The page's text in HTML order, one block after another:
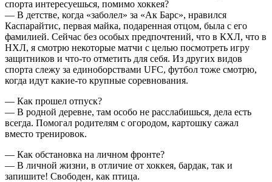
спорта интересуешься, помимо хоккея?
— В детстве, когда «заболел» за «Ак Барс», нравился
Каспарайтис, первая майка, подаренная отцом, была с его
фамилией. Сейчас без особых предпочтений, что в КХЛ, что в
НХЛ, я смотрю некоторые матчи с целью посмотреть игру
защитников и что-то отметить для себя. Из других видов
спорта слежу за единоборствами UFC, футбол тоже смотрю,
когда идут какие-то крупные соревнования.
— Как прошел отпуск?
— В родной деревне, там особо не расслабишься, дела есть
всегда. Помогал родителям с огородом, картошку сажал
вместо тренировок.
— Как обстановка на личном фронте?
— В личной жизни, в отличие от хоккея, бардак, так и
запишите! Свободен, как птица.